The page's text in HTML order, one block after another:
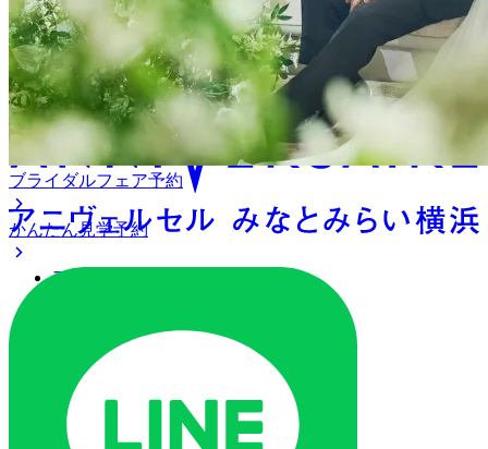
アニヴェルセル みなとみら
い横浜
アクセス
ご列席の皆様へ
トピックス
オリジナルプロジェクト
ブライダルフェア予約
かんたん見学予約